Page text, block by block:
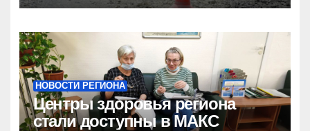
НОВОСТИ РЕГИОНА
Центры здоровья региона
стали доступны в МАКС